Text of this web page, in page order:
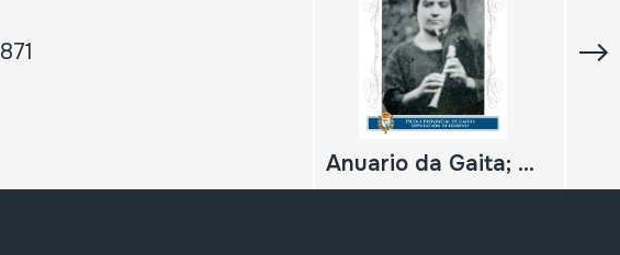
Anuario da Gaita; 2017; Nº 32